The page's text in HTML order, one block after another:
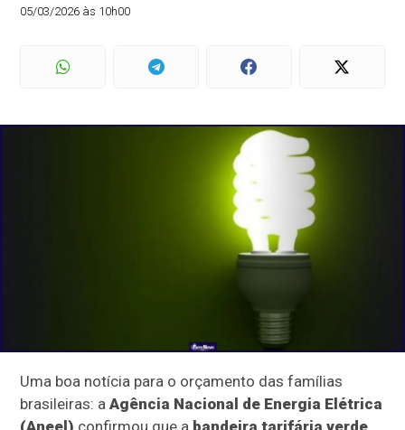
05/03/2026 às 10h00
Uma boa notícia para o orçamento das famílias
brasileiras: aAgência Nacional de Energia Elétrica
(Aneel) confirmou que a bandeira tarifária verde